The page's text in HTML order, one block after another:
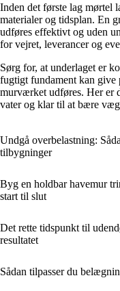
Inden det første lag mørtel
materialer og tidsplan. En
udføres effektivt og uden
for vejret, leverancer og
Sørg for, at underlaget er
fugtigt fundament kan give
murværket udføres. Her er
vater og klar til at bære
Undgå overbelastning:
tilbygninger
Byg en holdbar havemur
start til slut
Det rette tidspunkt til
resultatet
Sådan tilpasser du